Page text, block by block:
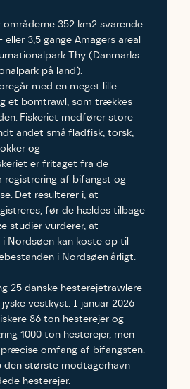
områderne 352 km2 svarende
3,5 gange Amagers areal
Thy (Danmarks
på land).
med en meget lille
et bomtrawl, som trækkes
Fiskeriet medfører store
andet små fladfisk, torsk,
og
er fritaget fra de
registrering af bifangst og
Det resulterer i, at
før de hældes tilbage
studier vurderer, at
Nordsøen kan koste op til
i Nordsøen årligt.
25 danske hesterejetrawlere
jyske vestkyst. I januar 2026
86 ton hesterejer og
1000 ton hesterejer, men
omfang af bifangsten.
den største modtagerhavn
hesterejer.